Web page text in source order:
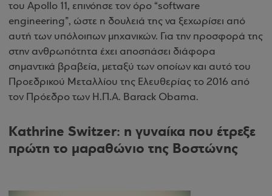
του Apollo 11, επινόησε τον όρο “software
engineering”, ώστε η δουλειά της να ξεχωρίσει από
αυτή των υπόλοιπων μηχανικών. Για την προσφορά της
στην ανθρωπότητα έχει αποσπάσει διάφορα
σημαντικά βραβεία, μεταξύ των οποίων και αυτό του
Προεδρικού Μεταλλίου της Ελευθερίας το 2016 από
τον Πρόεδρο των Η.Π.Α. Barack Obama.
Kathrine Switzer: η γυναίκα που έτρεξε
πρώτη το μαραθώνιο της Βοστώνης